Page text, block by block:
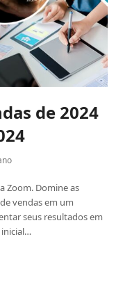
de 2024
Zoom. Domine as
vendas em um
seus resultados em
inicial…